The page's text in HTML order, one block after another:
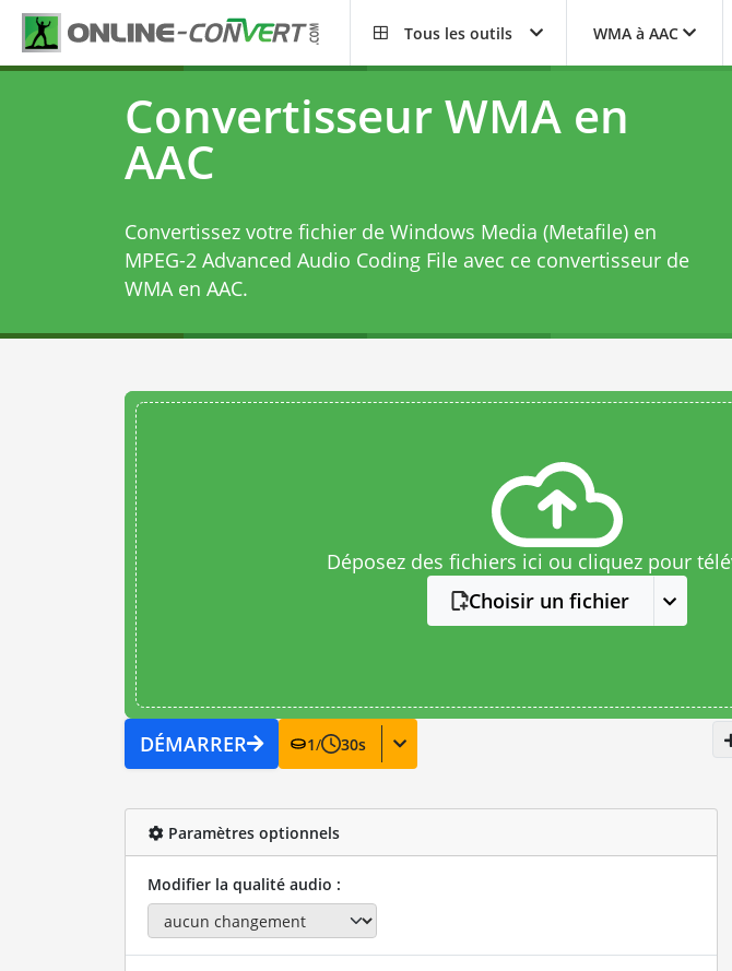
Tous les outils WMA à AAC
Convertisseur WMA en
AAC
Convertissez votre fichier de Windows Media (Metafile) en
MPEG-2 Advanced Audio Coding File avec ce convertisseur de
WMA en AAC.
Déposez des fichiers ici ou cliquez pour
Choisir un fichier
DÉMARRER 1/ 30s
Paramètres optionnels
Modifier la qualité audio :